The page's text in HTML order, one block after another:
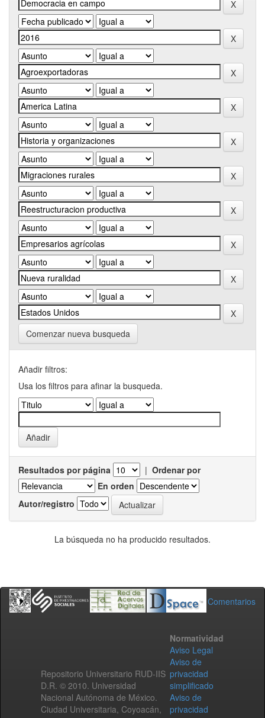
Comenzar nueva busqueda
Añadir filtros:
Usa los filtros para afinar la busqueda.
Resultados por página | Ordenar por
En orden
Autor/registro
La búsqueda no ha producido resultados.
Comentarios
Repositorio Universitario RUD-IIS
D.R. © 2010. Universidad
Nacional Autónoma de México.
Ciudad Universitaria, Coyoacán,
Normatividad
Aviso Legal
Aviso de
privacidad
simplificado
Aviso de
privacidad